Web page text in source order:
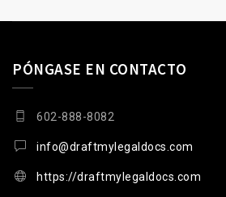
PÓNGASE EN CONTACTO
602-888-8082
info@draftmylegaldocs.com
https://draftmylegaldocs.com